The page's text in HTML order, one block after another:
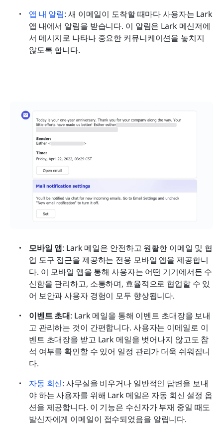
앱 내 알림: 새 이메일이 도착할 때마다 사용자는 Lark
앱 내에서 알림을 받습니다. 이 알림은 Lark 메신저에
서 메시지로 나타나 중요한 커뮤니케이션을 놓치지
않도록 합니다.
모바일 앱: Lark 메일은 안전하고 원활한 이메일 및 협
업 도구 접근을 제공하는 전용 모바일 앱을 제공합니
다. 이 모바일 앱을 통해 사용자는 어떤 기기에서든 수
신함을 관리하고, 소통하며, 효율적으로 협업할 수 있
어 보안과 사용자 경험이 모두 향상됩니다.
이벤트 초대: Lark 메일을 통해 이벤트 초대장을 보내
고 관리하는 것이 간편합니다. 사용자는 이메일로 이
벤트 초대장을 받고 Lark 메일을 벗어나지 않고도 참
석 여부를 확인할 수 있어 일정 관리가 더욱 쉬워집니
다.
자동 회신: 사무실을 비우거나 일반적인 답변을 보내
야 하는 사용자를 위해 Lark 메일은 자동 회신 설정 옵
션을 제공합니다. 이 기능은 수신자가 부재 중일 때도
발신자에게 이메일이 접수되었음을 알립니다.